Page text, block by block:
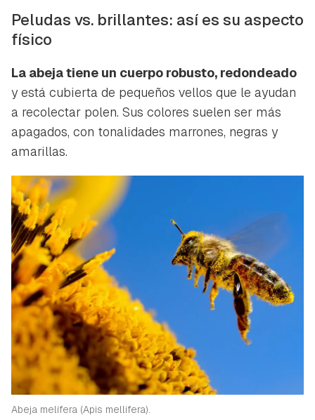
Peludas vs. brillantes: así es su aspecto
físico
La abeja tiene un cuerpo robusto, redondeado
y está cubierta de pequeños vellos que le ayudan
a recolectar polen. Sus colores suelen ser más
apagados, con tonalidades marrones, negras y
amarillas.
Abeja melífera (Apis mellifera).